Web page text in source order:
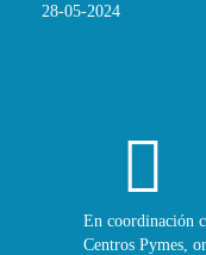
28-05-2024
En coordinación
Centros Pymes,